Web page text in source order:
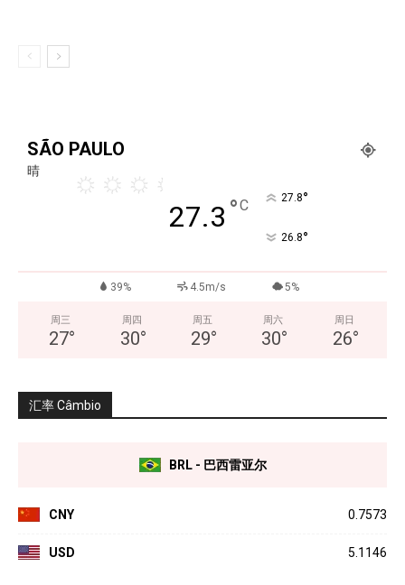
SÃO PAULO
晴
27.3 °C 27.8°
26.8°
39% 4.5m/s 5%
周三
27°
周四
30°
周五
29°
周六
30°
周日
26°
汇率 Câmbio
BRL - 巴西雷亚尔
CNY 0.7573
USD 5.1146